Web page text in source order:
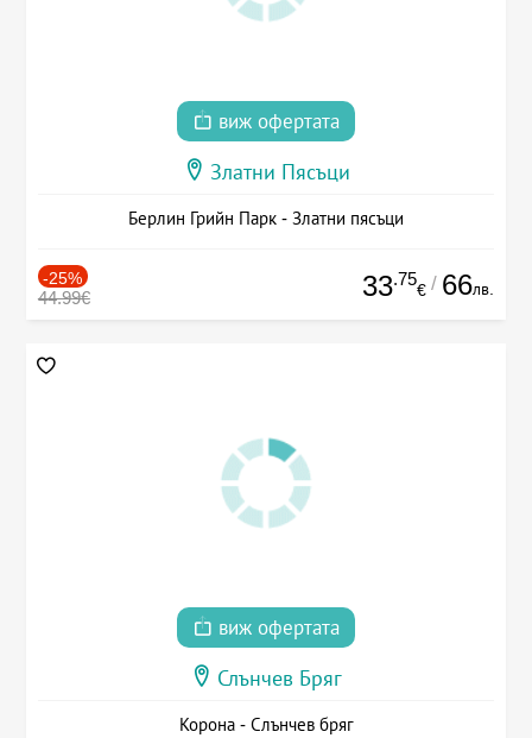
виж офертата
Златни Пясъци
Берлин Грийн Парк - Златни пясъци
-25%
44.99€ 33.75
€ / 66лв.
виж офертата
Слънчев Бряг
Корона - Слънчев бряг